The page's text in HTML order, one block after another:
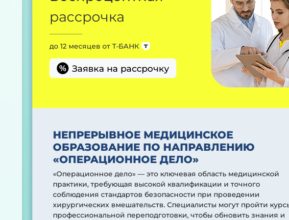
рассрочка
до 12 месяцев от Т-БАНК
% Заявка на рассрочку
НЕПРЕРЫВНОЕ МЕДИЦИНСКОЕ
ОБРАЗОВАНИЕ ПО НАПРАВЛЕНИЮ
«ОПЕРАЦИОННОЕ ДЕЛО»
«Операционное дело» — это ключевая область медицинской
практики, требующая высокой квалификации и точного
соблюдения стандартов безопасности при проведении
хирургических вмешательств. Специалисты могут пройти
профессиональной переподготовки, чтобы обновить знания и